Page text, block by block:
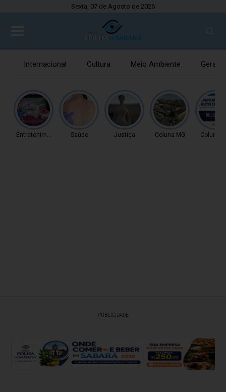
Sexta, 07 de Agosto de 2026
Internacional Cultura Meio Ambiente Gerais
Entretenimento Saúde Justiça Coluna MG Coluna
PUBLICIDADE